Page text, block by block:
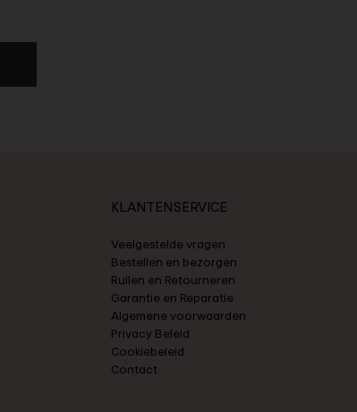
KLANTENSERVICE
Veelgestelde vragen
Bestellen en bezorgen
Ruilen en Retourneren
Garantie en Reparatie
Algemene voorwaarden
Privacy Beleid
Cookiebeleid
Contact